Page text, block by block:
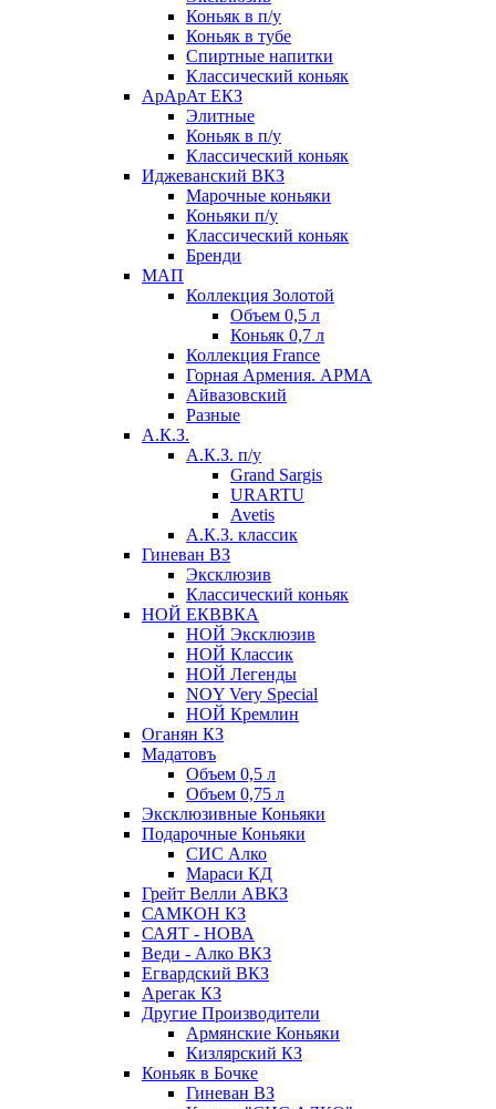
Коньяк в п/у
Коньяк в тубе
Спиртные напитки
Классический коньяк
АрАрАт ЕКЗ
Элитные
Коньяк в п/у
Классический коньяк
Иджеванский ВКЗ
Марочные коньяки
Коньяки п/у
Классический коньяк
Бренди
МАП
Коллекция Золотой
Объем 0,5 л
Коньяк 0,7 л
Коллекция France
Горная Армения. АРМА
Айвазовский
Разные
А.К.З.
А.К.З. п/у
Grand Sargis
URARTU
Avetis
А.К.З. классик
Гиневан ВЗ
Эксклюзив
Классический коньяк
НОЙ ЕКВВКА
НОЙ Эксклюзив
НОЙ Классик
НОЙ Легенды
NOY Very Speсial
НОЙ Кремлин
Оганян КЗ
Мадатовъ
Объем 0,5 л
Объем 0,75 л
Эксклюзивные Коньяки
Подарочные Коньяки
СИС Алко
Мараси КД
Грейт Велли АВКЗ
САМКОН КЗ
САЯТ - НОВА
Веди - Алко ВКЗ
Егвардский ВКЗ
Арегак КЗ
Другие Производители
Армянские Коньяки
Кизлярский КЗ
Коньяк в Бочке
Гиневан ВЗ